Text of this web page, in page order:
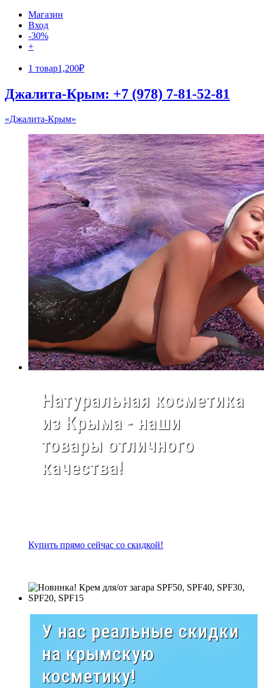
Магазин
Вход
-30%
+
1 товар1,200₽
Джалита-Крым: +7 (978) 7-81-52-81
«Джалита-Крым»
Натуральная косметика
из Крыма - наши
товары отличного
качества!
Купить прямо сейчас со скидкой!
У нас реальные скидки
на крымскую
косметику!